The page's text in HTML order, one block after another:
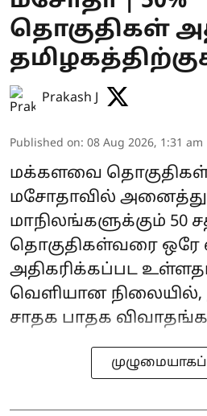
தொகுதிகள்
Prakash J
Published on: 08 Aug 2026, 1:31 am
மக்களவை
மசோதாவில் அனைத்து
மாநிலங்களுக்கும் 50
தொகுதிகள்வரை ஒரே
அதிகரிக்கப்பட
வெளியான நிலையில்,
சாதக பாதக
முழுமையாகப்